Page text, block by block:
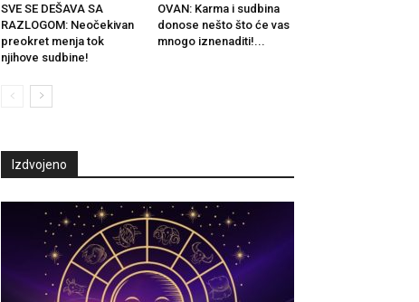
SVE SE DEŠAVA SA
RAZLOGOM: Neočekivan
preokret menja tok
njihove sudbine!
OVAN: Karma i sudbina
donose nešto što će vas
mnogo iznenaditi!...
Izdvojeno